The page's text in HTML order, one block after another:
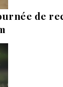
de